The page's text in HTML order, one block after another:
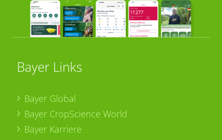
Bayer Links
Bayer Global
Bayer CropScience World
Bayer Karriere